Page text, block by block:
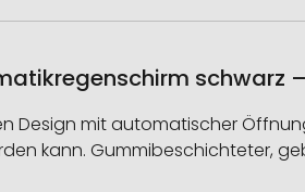
schwarz
Design mit automatischer
kann. Gummibeschichteter,